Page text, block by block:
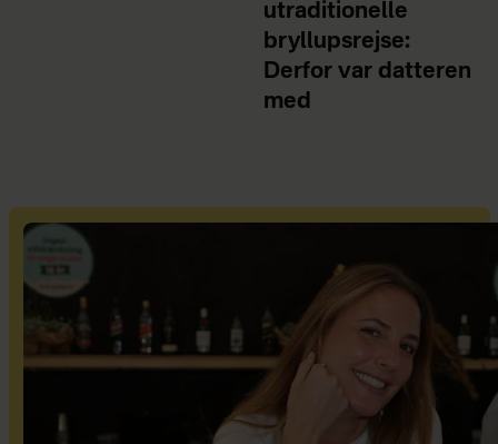
utraditionelle
bryllupsrejse:
Derfor var datteren
med